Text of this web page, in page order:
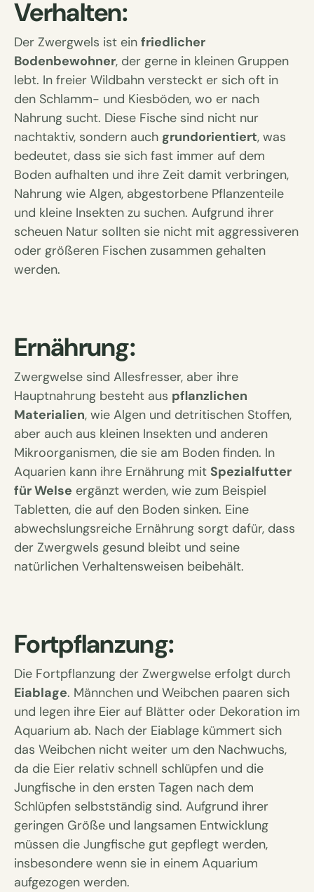
Verhalten:
Der Zwergwels ist ein friedlicher
Bodenbewohner, der gerne in kleinen Gruppen
lebt. In freier Wildbahn versteckt er sich oft in
den Schlamm- und Kiesböden, wo er nach
Nahrung sucht. Diese Fische sind nicht nur
nachtaktiv, sondern auch grundorientiert, was
bedeutet, dass sie sich fast immer auf dem
Boden aufhalten und ihre Zeit damit verbringen,
Nahrung wie Algen, abgestorbene Pflanzenteile
und kleine Insekten zu suchen. Aufgrund ihrer
scheuen Natur sollten sie nicht mit aggressiveren
oder größeren Fischen zusammen gehalten
werden.
Ernährung:
Zwergwelse sind Allesfresser, aber ihre
Hauptnahrung besteht aus pflanzlichen
Materialien, wie Algen und detritischen Stoffen,
aber auch aus kleinen Insekten und anderen
Mikroorganismen, die sie am Boden finden. In
Aquarien kann ihre Ernährung mit Spezialfutter
für Welse ergänzt werden, wie zum Beispiel
Tabletten, die auf den Boden sinken. Eine
abwechslungsreiche Ernährung sorgt dafür, dass
der Zwergwels gesund bleibt und seine
natürlichen Verhaltensweisen beibehält.
Fortpflanzung:
Die Fortpflanzung der Zwergwelse erfolgt durch
Eiablage. Männchen und Weibchen paaren sich
und legen ihre Eier auf Blätter oder Dekoration im
Aquarium ab. Nach der Eiablage kümmert sich
das Weibchen nicht weiter um den Nachwuchs,
da die Eier relativ schnell schlüpfen und die
Jungfische in den ersten Tagen nach dem
Schlüpfen selbstständig sind. Aufgrund ihrer
geringen Größe und langsamen Entwicklung
müssen die Jungfische gut gepflegt werden,
insbesondere wenn sie in einem Aquarium
aufgezogen werden.